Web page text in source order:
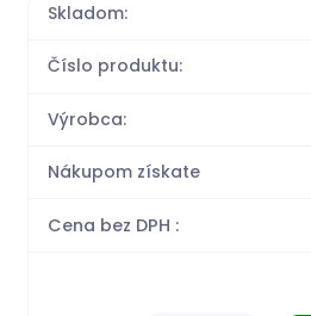
Skladom:
Číslo produktu:
Výrobca:
Nákupom získate
Cena bez DPH :